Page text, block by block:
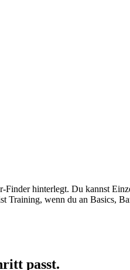
hinterlegt. Du kannst
Training, wenn du an Basics,
passt.